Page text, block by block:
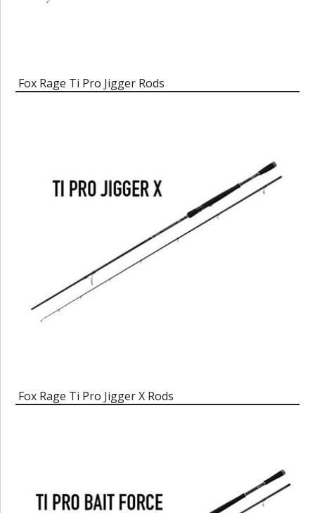
Fox Rage Ti Pro Jigger Rods
Fox Rage Ti Pro Jigger X Rods